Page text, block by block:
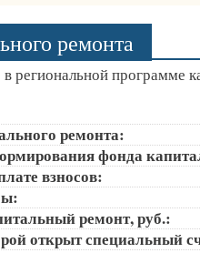
ремонта
программе
ремонта:
фонда
взносов:
ремонт, руб.:
открыт специальный